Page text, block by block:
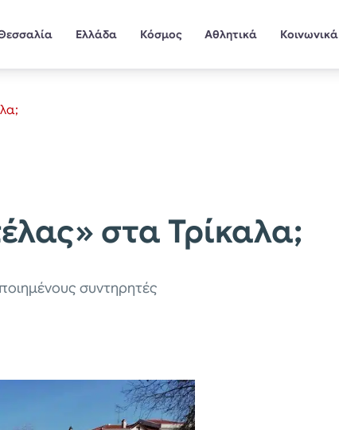
Ελλάδα Κόσμος Αθλητικά Κοινωνικά
στα Τρίκαλα;
συντηρητές